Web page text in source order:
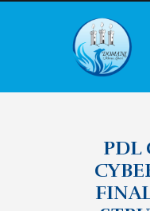
PDL